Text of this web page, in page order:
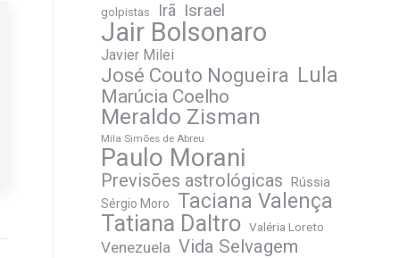
golpistas Irã Israel
Jair Bolsonaro
Javier Milei
José Couto Nogueira Lula
Marúcia Coelho
Meraldo Zisman
Mila Simões de Abreu
Paulo Morani
Previsões astrológicas Rússia
Sérgio Moro Taciana Valença
Tatiana Daltro Valéria Loreto
Venezuela Vida Selvagem